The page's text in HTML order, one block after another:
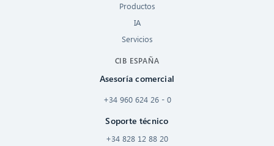
Productos
IA
Servicios
CIB ESPAÑA
Asesoría comercial
+34 960 624 26 - 0
Soporte técnico
+34 828 12 88 20